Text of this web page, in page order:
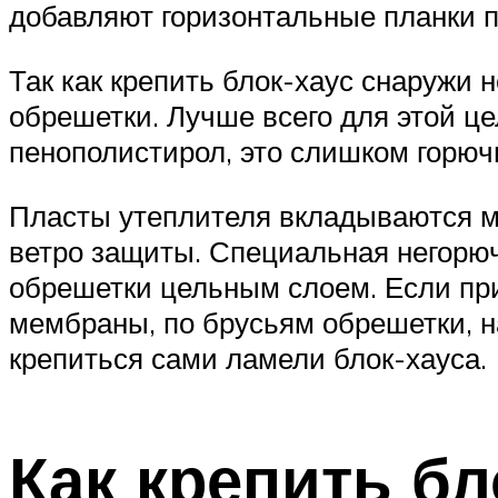
добавляют горизонтальные планки
Так как крепить блок-хаус снаружи
обрешетки. Лучше всего для этой
пенополистирол, это слишком
Пласты утеплителя вкладываются
ветро защиты. Специальная
обрешетки цельным слоем. Если
мембраны, по брусьям обрешетки,
крепиться сами ламели блок-хауса.
Как крепить